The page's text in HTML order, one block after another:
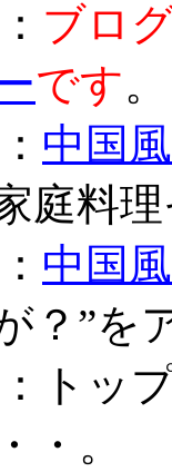
ブロ
です。
中国
庭料
中国
？”を
トッ
・。